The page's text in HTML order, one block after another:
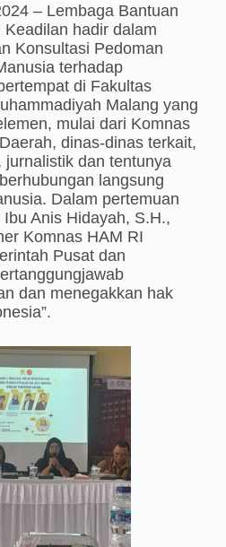
– Lembaga Bantuan
hadir dalam
Konsultasi Pedoman
terhadap
di Fakultas
Malang yang
mulai dari Komnas
dinas-dinas terkait,
dan tentunya
langsung
Dalam pertemuan
Anis Hidayah, S.H.,
Komnas HAM RI
Pusat dan
dan menegakkan hak